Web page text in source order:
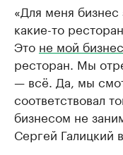
«Для меня бизнес
какие-то
Это не мой бизнес
ресторан. Мы
— всё. Да, мы
соответствовал
бизнесом не
Сергей Галицкий